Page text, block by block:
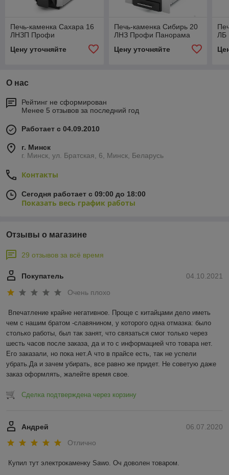
Печь-каменка Сахара 16
ЛНЗП Профи
Цену уточняйте
Печь-каменка Сибирь 20
ЛНЗ Профи Панорама
Цену уточняйте
ЛБ
О нас
Рейтинг не сформирован
Менее 5 отзывов за последний год
Работает с 04.09.2010
г. Минск
г. Минск, ул. Братская, 6, Минск, Беларусь
Контакты
Сегодня работает с 09:00 до 18:00
Показать весь график работы
Отзывы о магазине
29 отзывов за всё время
04.10.2021
Покупатель
Очень плохо
Впечатление крайне негативное. Проще с китайцами дело иметь
чем с нашим братом -славянином, у которого одна отмазка: было
столько работы, был так занят, что связаться смог только через
шесть часов после заказа, да и то с информацией что товара нет.
Его заказали, но пока нет.А что в прайсе есть, так не успели
убрать.Да и зачем убирать, все равно же придет. Не советую даже
заказ оформлять, жалейте время свое.
Сделка подтверждена через корзину
06.07.2020
Андрей
Отлично
Купил тут электрокаменку Sawo. Оч доволен товаром.